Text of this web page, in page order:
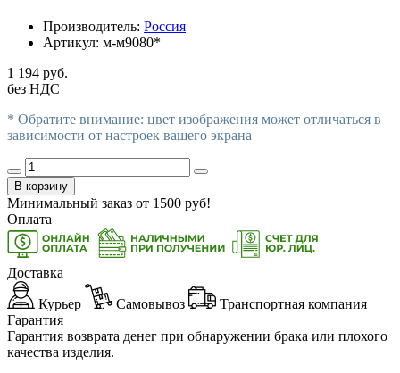
Производитель: Россия
Артикул: м-м9080*
1 194 руб.
без НДС
* Обратите внимание: цвет изображения может отличаться в
зависимости от настроек вашего экрана
В корзину
Минимальный заказ от 1500 руб!
Оплата
Доставка
Курьер Самовывоз
Транспортная компания
Гарантия
Гарантия возврата денег при обнаружении брака или плохого
качества изделия.